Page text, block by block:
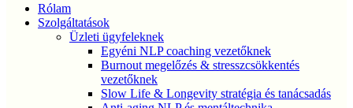
Menu
Rólam
Szolgáltatások
Üzleti ügyfeleknek
Egyéni NLP coaching vezetőknek
Burnout megelőzés & stresszcsökkentés
vezetőknek
Slow Life & Longevity stratégia és tanácsadás